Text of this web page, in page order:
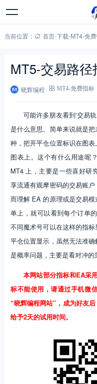
当前位置： 首页-下载-MT4-免
MT5-交易路径
晓辉编程 MT4-免费指标
可能许多朋友看到‘交易
是什么意思。简单来说就是
种，把开平仓位置标识在图
图表上。这个有什么用途呢
MT4 上，主要是一些喜好研
享流通有观摩密码的交易账
而理解 EA 的原理或是交易
单上，就可以看到每个订单
不同魔术号可以在这样的指
平仓位置显示，虽然无法准
是概率问题，主要是看对冲的
本网站部分指标和EA采
标不能使用，请通过手机微
“晓辉编程网站”，成为好友
给予2天的试用时间。